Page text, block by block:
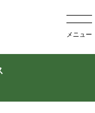
メニュー